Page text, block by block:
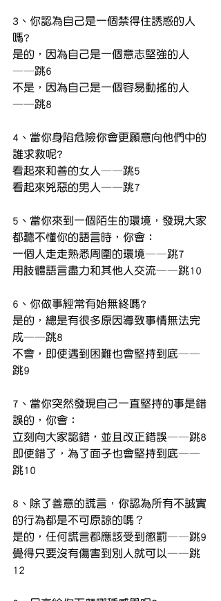
3、你認為自己是一個禁得住誘惑的人
嗎?
是的，因為自己是一個意志堅強的人
——跳6
不是，因為自己是一個容易動搖的人
——跳8
4、當你身陷危險你會更願意向他們中的
誰求救呢?
看起來和善的女人——跳5
看起來兇惡的男人——跳7
5、當你來到一個陌生的環境，發現大家
都聽不懂你的語言時，你會：
一個人走走熟悉周圍的環境——跳7
用肢體語言盡力和其他人交流——跳10
6、你做事經常有始無終嗎?
是的，總是有很多原因導致事情無法完
成——跳8
不會，即使遇到困難也會堅持到底——
跳9
7、當你突然發現自己一直堅持的事是錯
誤的，你會：
立刻向大家認錯，並且改正錯誤——跳8
即使錯了，為了面子也會堅持到底——
跳10
8、除了善意的謊言，你認為所有不誠實
的行為都是不可原諒的嗎？
是的，任何謊言都應該受到懲罰——跳9
覺得只要沒有傷害到別人就可以——跳
12